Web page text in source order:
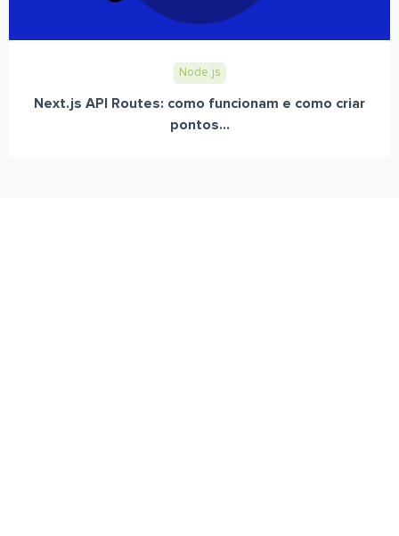
Node.js
Next.js API Routes: como funcionam e como criar
pontos...